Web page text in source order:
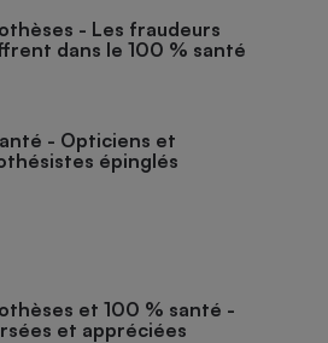
- Les fraudeurs
dans le 100 % santé
- Opticiens et
épinglés
et 100 % santé -
et appréciées